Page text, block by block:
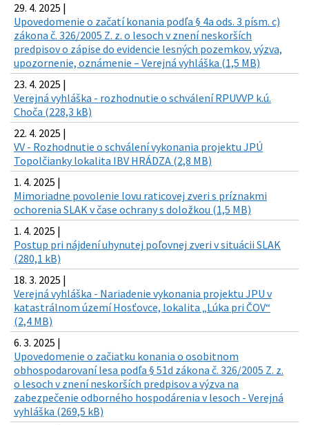
29. 4. 2025 |
Upovedomenie o začatí konania podľa § 4a ods. 3 písm. c)
zákona č. 326/2005 Z. z. o lesoch v znení neskorších
predpisov o zápise do evidencie lesných pozemkov, výzva,
upozornenie, oznámenie – Verejná vyhláška (1,5 MB)
23. 4. 2025 |
Verejná vyhláška - rozhodnutie o schválení RPUVVP k.ú.
Choča (228,3 kB)
22. 4. 2025 |
VV - Rozhodnutie o schválení vykonania projektu JPÚ
Topolčianky lokalita IBV HRÁDZA (2,8 MB)
1. 4. 2025 |
Mimoriadne povolenie lovu raticovej zveri s príznakmi
ochorenia SLAK v čase ochrany s doložkou (1,5 MB)
1. 4. 2025 |
Postup pri nájdení uhynutej poľovnej zveri v situácii SLAK
(280,1 kB)
18. 3. 2025 |
Verejná vyhláška - Nariadenie vykonania projektu JPU v
katastrálnom území Hosťovce, lokalita „Lúka pri ČOV“
(2,4 MB)
6. 3. 2025 |
Upovedomenie o začiatku konania o osobitnom
obhospodarovaní lesa podľa § 51d zákona č. 326/2005 Z. z.
o lesoch v znení neskorších predpisov a výzva na
zabezpečenie odborného hospodárenia v lesoch - Verejná
vyhláška (269,5 kB)